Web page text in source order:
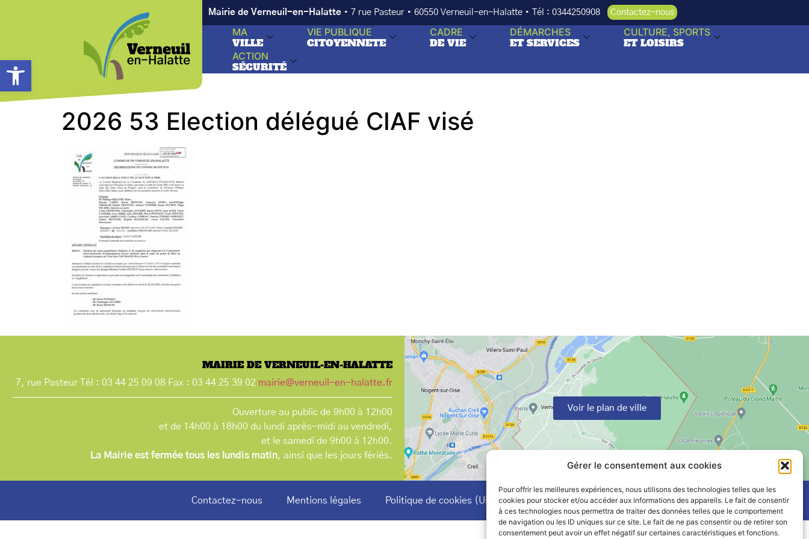
Ouvrir la barre d’outils
Gérer le consentement aux cookies
Pour offrir les meilleures expériences, nous utilisons des technologies telles que les
cookies pour stocker et/ou accéder aux informations des appareils. Le fait de consentir
à ces technologies nous permettra de traiter des données telles que le comportement
de navigation ou les ID uniques sur ce site. Le fait de ne pas consentir ou de retirer son
consentement peut avoir un effet négatif sur certaines caractéristiques et fonctions.
Mairie de Verneuil-en-Halatte • 7 rue Pasteur • 60550 Verneuil-en-Halatte • Tél : 0344250908 Contactez-nous
MA
VILLE
VIE PUBLIQUE
CITOYENNETE
CADRE
DE VIE
DÉMARCHES
ET SERVICES
CULTURE, SPORTS
ET LOISIRS
ACTION
SÉCURITÉ
2026 53 Election délégué CIAF visé
MAIRIE DE VERNEUIL-EN-HALATTE
7, rue Pasteur Tél : 03 44 25 09 08 Fax : 03 44 25 39 02 mairie@verneuil-en-halatte.fr
Ouverture au public de 9h00 à 12h00
et de 14h00 à 18h00 du lundi après-midi au vendredi,
et le samedi de 9h00 à 12h00.
La Mairie est fermée tous les lundis matin, ainsi que les jours fériés.
Voir le plan de ville
Contactez-nous Mentions légales Politique de cookies (UE)